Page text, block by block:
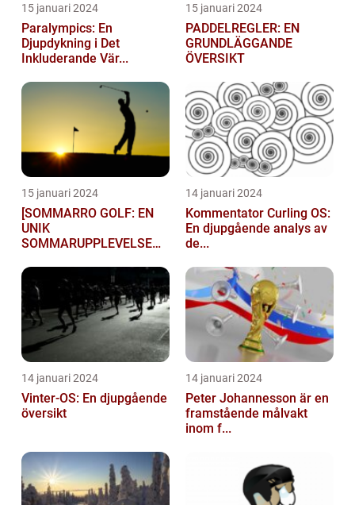
15 januari 2024
Paralympics: En
Djupdykning i Det
Inkluderande Vär...
15 januari 2024
PADDELREGLER: EN
GRUNDLÄGGANDE
ÖVERSIKT
15 januari 2024
[SOMMARRO GOLF: EN
UNIK
SOMMARUPPLEVELSE
14 januari 2024
Kommentator Curling OS:
En djupgående analys av
de...
14 januari 2024
Vinter-OS: En djupgående
översikt
14 januari 2024
Peter Johannesson är en
framstående målvakt
inom f...